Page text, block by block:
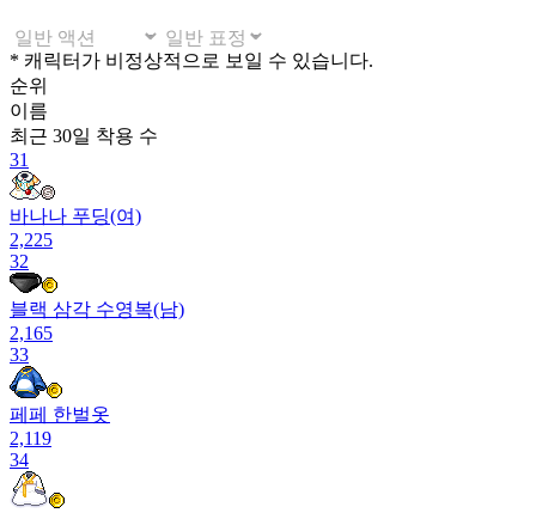
* 캐릭터가 비정상적으로 보일 수 있습니다.
순위
이름
최근 30일 착용 수
31
바나나 푸딩(여)
2,225
32
블랙 삼각 수영복(남)
2,165
33
페페 한벌옷
2,119
34